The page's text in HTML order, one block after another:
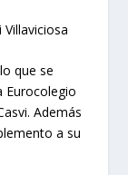
que se
Eurocolegio
Además
a su